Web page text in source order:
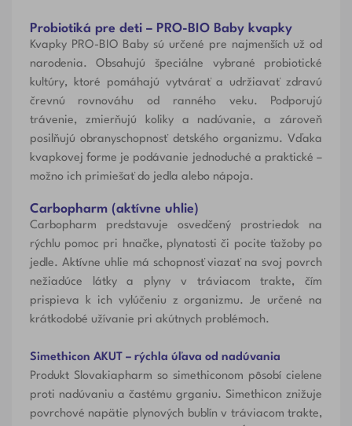
Probiotiká pre deti – PRO-BIO Baby kvapky
Kvapky PRO-BIO Baby sú určené pre najmenších už od
narodenia. Obsahujú špeciálne vybrané probiotické
kultúry, ktoré pomáhajú vytvárať a udržiavať zdravú
črevnú rovnováhu od ranného veku. Podporujú
trávenie, zmierňujú koliky a nadúvanie, a zároveň
posilňujú obranyschopnosť detského organizmu. Vďaka
kvapkovej forme je podávanie jednoduché a praktické –
možno ich primiešať do jedla alebo nápoja.
Carbopharm (aktívne uhlie)
Carbopharm predstavuje osvedčený prostriedok na
rýchlu pomoc pri hnačke, plynatosti či pocite ťažoby po
jedle. Aktívne uhlie má schopnosť viazať na svoj povrch
nežiadúce látky a plyny v tráviacom trakte, čím
prispieva k ich vylúčeniu z organizmu. Je určené na
krátkodobé užívanie pri akútnych problémoch.
Simethicon AKUT – rýchla úľava od nadúvania
Produkt Slovakiapharm so simethiconom pôsobí cielene
proti nadúvaniu a častému grganiu. Simethicon znižuje
povrchové napätie plynových bublín v tráviacom trakte,